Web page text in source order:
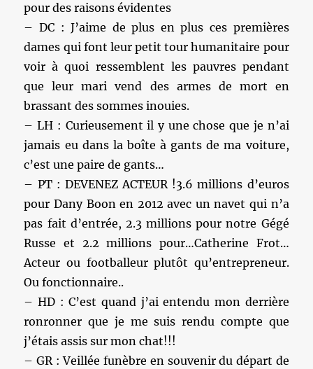
pour des raisons évidentes
– DC : J’aime de plus en plus ces premières
dames qui font leur petit tour humanitaire pour
voir à quoi ressemblent les pauvres pendant
que leur mari vend des armes de mort en
brassant des sommes inouies.
– LH : Curieusement il y une chose que je n’ai
jamais eu dans la boîte à gants de ma voiture,
c’est une paire de gants…
– PT : DEVENEZ ACTEUR !3.6 millions d’euros
pour Dany Boon en 2012 avec un navet qui n’a
pas fait d’entrée, 2.3 millions pour notre Gégé
Russe et 2.2 millions pour…Catherine Frot…
Acteur ou footballeur plutôt qu’entrepreneur.
Ou fonctionnaire..
– HD : C’est quand j’ai entendu mon derrière
ronronner que je me suis rendu compte que
j’étais assis sur mon chat!!!
– GR : Veillée funèbre en souvenir du départ de